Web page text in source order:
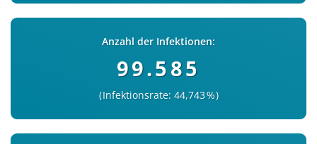
Anzahl der Infektionen:
99.585
Infektionsrate: 44,743 %